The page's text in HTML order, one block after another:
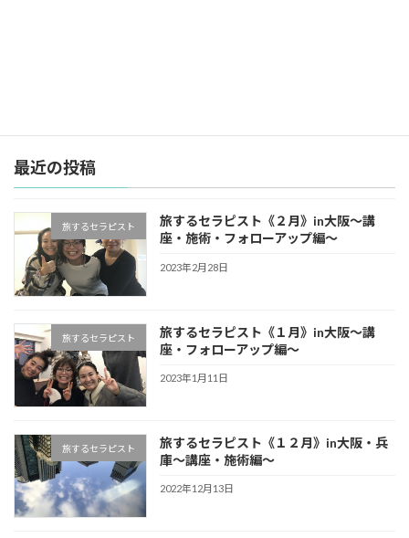
最近の投稿
旅するセラピスト
旅するセラピスト《２月》in大阪〜講
座・施術・フォローアップ編〜
2023年2月28日
旅するセラピスト
旅するセラピスト《１月》in大阪〜講
座・フォローアップ編〜
2023年1月11日
旅するセラピスト
旅するセラピスト《１２月》in大阪・兵
庫〜講座・施術編〜
2022年12月13日